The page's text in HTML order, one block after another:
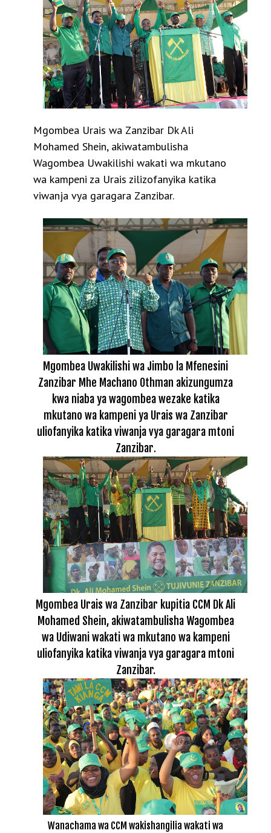
Mgombea Urais wa Zanzibar Dk Ali
Mohamed Shein, akiwatambulisha
Wagombea Uwakilishi wakati wa mkutano
wa kampeni za Urais zilizofanyika katika
viwanja vya garagara Zanzibar.
Mgombea Uwakilishi wa Jimbo la Mfenesini
Zanzibar Mhe Machano Othman akizungumza
kwa niaba ya wagombea wezake katika
mkutano wa kampeni ya Urais wa Zanzibar
uliofanyika katika viwanja vya garagara mtoni
Zanzibar.
Mgombea Urais wa Zanzibar kupitia CCM Dk Ali
Mohamed Shein, akiwatambulisha Wagombea
wa Udiwani wakati wa mkutano wa kampeni
uliofanyika katika viwanja vya garagara mtoni
Zanzibar.
Wanachama wa CCM wakishangilia wakati wa